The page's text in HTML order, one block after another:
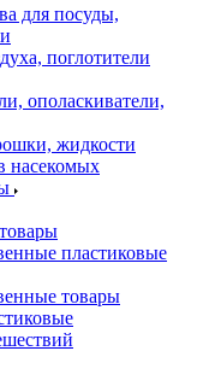
для посуды,
поглотители
ополаскиватели,
жидкости
насекомых
пластиковые
товары